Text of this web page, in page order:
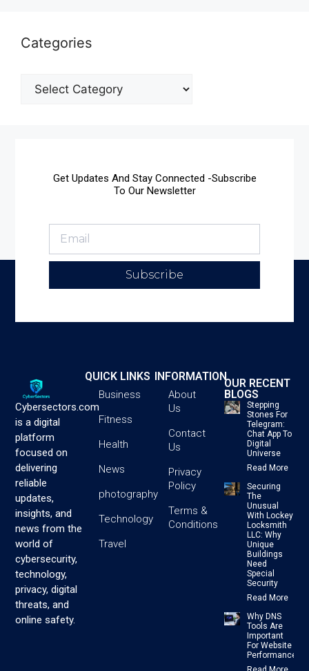
Categories
Get Updates And Stay Connected -Subscribe
To Our Newsletter
Subscribe
Cybersectors.com
is a digital
platform
focused on
delivering
reliable
updates,
insights, and
news from the
world of
cybersecurity,
technology,
privacy, digital
threats, and
online safety.
QUICK LINKS
Business
Fitness
Health
News
photography
Technology
Travel
INFORMATION
About
Us
Contact
Us
Privacy
Policy
Terms &
Conditions
OUR RECENT
BLOGS
Stepping
Stones For
Telegram:
Chat App To
Digital
Universe
Read More
Securing
The
Unusual
With Lockey
Locksmith
LLC: Why
Unique
Buildings
Need
Special
Security
Read More
Why DNS
Tools Are
Important
For Website
Performance